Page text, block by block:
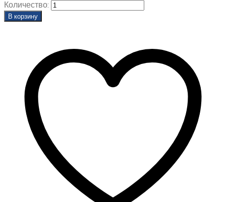
Количество:
В корзину